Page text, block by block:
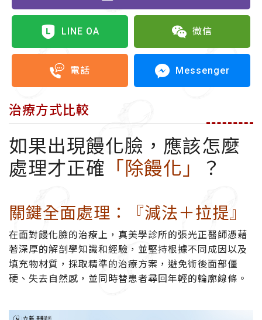
LINE OA 微信
電話 Messenger
治療方式比較
如果出現饅化臉，應該怎麼
處理才正確 「除饅化」 ？
關鍵全面處理：『減法＋拉提』
在面對饅化臉的治療上，真美學診所的張光正醫師憑藉
著深厚的解剖學知識和經驗，並堅持根據不同成因以及
填充物材質，採取精準的治療方案，避免術後面部僵
硬、失去自然感，並同時替患者尋回年輕的輪廓線條。